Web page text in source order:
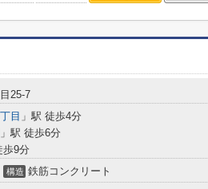
25-7
目 」駅 徒歩4分
」駅 徒歩6分
歩9分
構造 鉄筋コンクリート